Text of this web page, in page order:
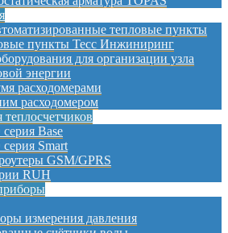
тепловые пункты
пункты Тесс Инжиниринг
для организации узла
энергии
расходомерами
расходомером
Base
Smart
GSM/GPRS
RUH
измерения давления